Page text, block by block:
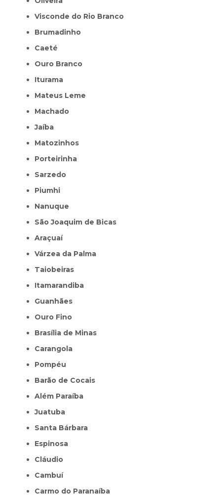
Visconde do Rio Branco
Brumadinho
Caeté
Ouro Branco
Iturama
Mateus Leme
Machado
Jaíba
Matozinhos
Porteirinha
Sarzedo
Piumhi
Nanuque
São Joaquim de Bicas
Araçuaí
Várzea da Palma
Taiobeiras
Itamarandiba
Guanhães
Ouro Fino
Brasília de Minas
Carangola
Pompéu
Barão de Cocais
Além Paraíba
Juatuba
Santa Bárbara
Espinosa
Cláudio
Cambuí
Carmo do Paranaíba